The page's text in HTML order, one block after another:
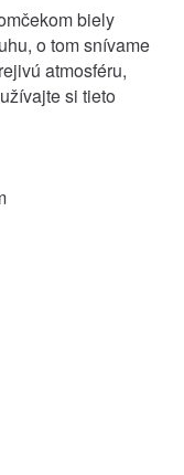
biely
o tom snívame
atmosféru,
si tieto